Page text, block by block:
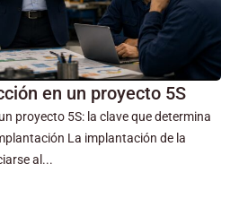
en un proyecto 5S
proyecto 5S: la clave que determina
La implantación de la
al...